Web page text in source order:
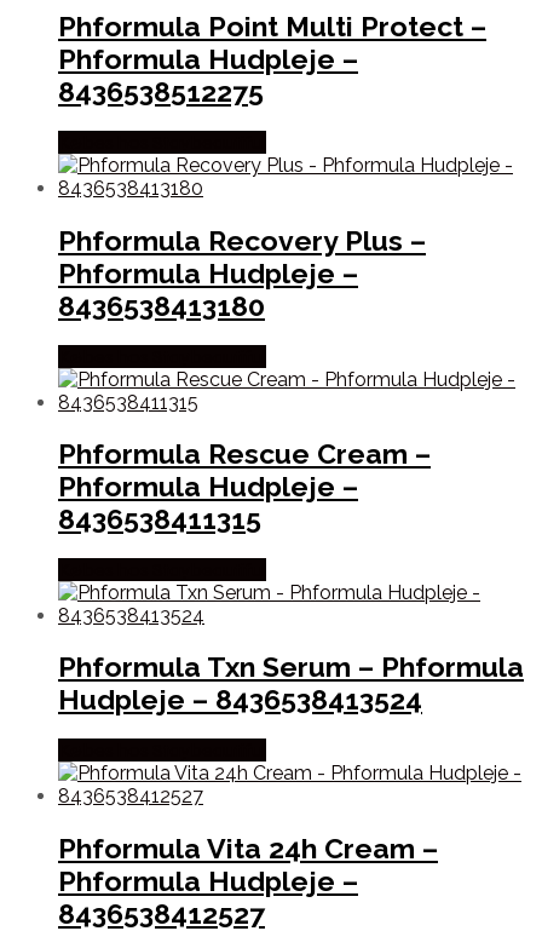
Phformula Point Multi Protect –
Phformula Hudpleje –
8436538512275
Phformula Recovery Plus –
Phformula Hudpleje –
8436538413180
Phformula Rescue Cream –
Phformula Hudpleje –
8436538411315
Phformula Txn Serum – Phformula
Hudpleje – 8436538413524
Phformula Vita 24h Cream –
Phformula Hudpleje –
8436538412527